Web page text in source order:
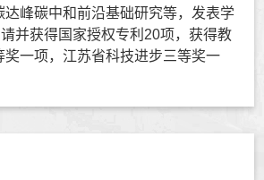
达峰碳中和前沿基础研究等，发表学
并获得国家授权专利20项，获得教
奖一项，江苏省科技进步三等奖一